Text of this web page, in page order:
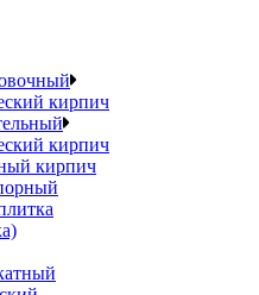
кирпич
кирпич
кирпич